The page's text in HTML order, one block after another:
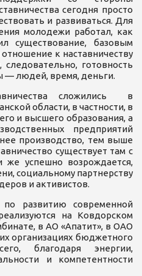
сегодня просто
и развиваться. Для
молодежи работал, как
существование, базовым
к наставничеству
готовность
— людей, время, деньги.
сложились в
области, в частности, в
и высшего образования, а
предприятий
производство, тем выше
существует там с
же успешно возрождается,
социальному партнерству
и активистов.
развитию современной
на Ковдорском
в АО «Апатит», в ОАО
организациях бюджетного
благодаря энергии,
и компетентности